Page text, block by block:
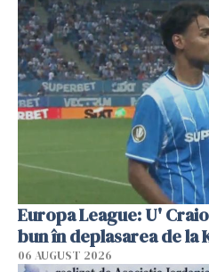
Europa League: U'
bun în deplasarea de la
06 AUGUST 2026